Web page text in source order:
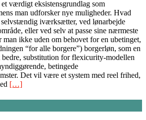
værdigt eksistensgrundlag som
man udforsker nye muligheder. Hvad
selvstændig iværksætter, ved lønarbejde
eller ved selv at passe sine nærmeste
man ikke uden om behovet for en ubetinget,
“for alle borgere”) borgerløn, som en
bedre, substitution for flexicurity-modellen
betingede
Det vil være et system med reel frihed,
[…]